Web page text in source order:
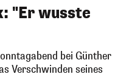
"Er wusste
bei Günther
Verschwinden seines